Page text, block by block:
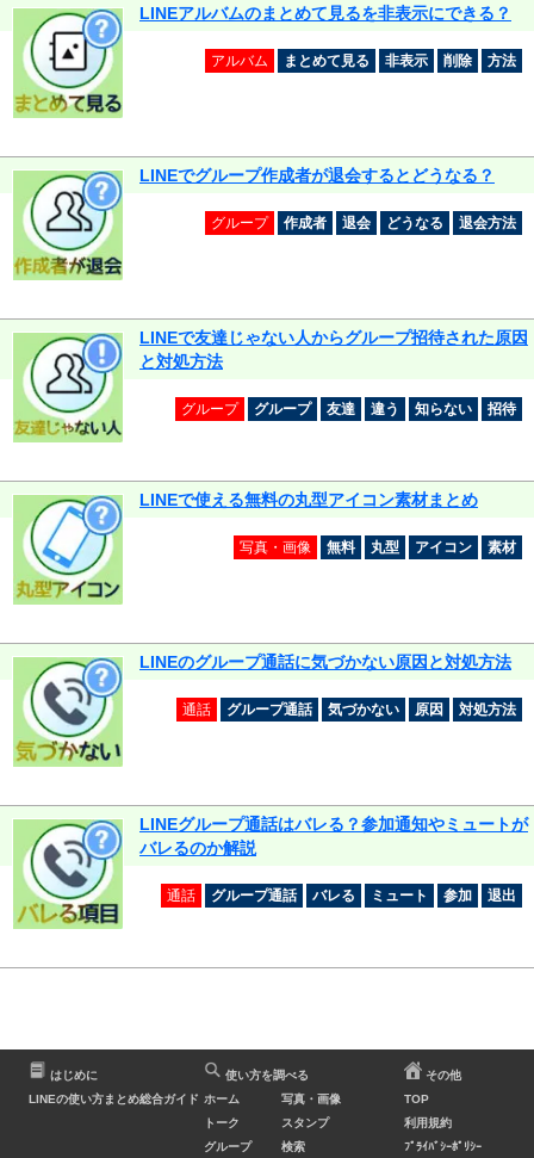
LINEアルバムのまとめて見るを非表示にできる？
アルバム まとめて見る 非表示 削除 方法
LINEでグループ作成者が退会するとどうなる？
グループ 作成者 退会 どうなる 退会方法
LINEで友達じゃない人からグループ招待された原因
と対処方法
グループ グループ 友達 違う 知らない 招待
LINEで使える無料の丸型アイコン素材まとめ
写真・画像 無料 丸型 アイコン 素材
LINEのグループ通話に気づかない原因と対処方法
通話 グループ通話 気づかない 原因 対処方法
LINEグループ通話はバレる？参加通知やミュートが
バレるのか解説
通話 グループ通話 バレる ミュート 参加 退出
はじめに
LINEの使い方まとめ総合ガイド
使い方を調べる
ホーム
トーク
グループ
写真・画像
スタンプ
検索
その他
TOP
利用規約
ﾌﾟﾗｲﾊﾞｼｰﾎﾟﾘｼｰ